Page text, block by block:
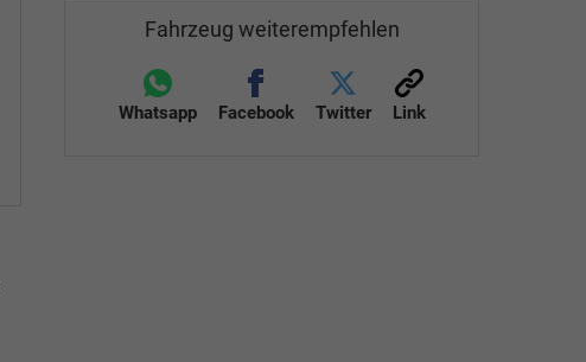
Fahrzeug weiterempfehlen
Whatsapp Facebook Twitter Link